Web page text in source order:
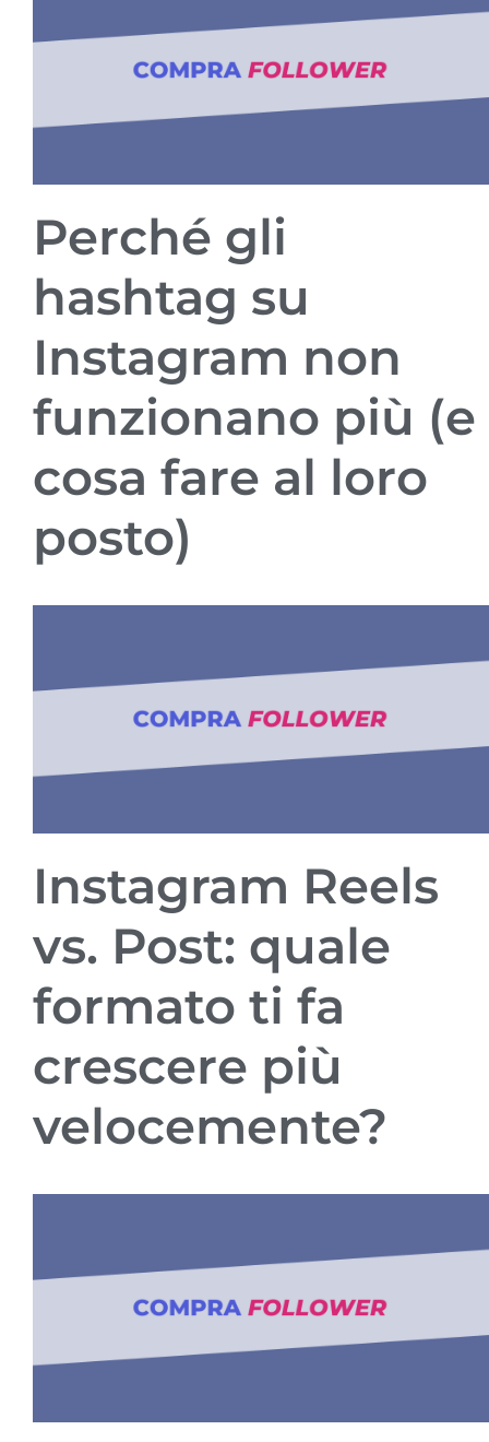
Perché gli
hashtag su
Instagram non
funzionano più (e
cosa fare al loro
posto)
Instagram Reels
vs. Post: quale
formato ti fa
crescere più
velocemente?